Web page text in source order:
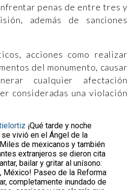
penas de entre tres y
además de sanciones
acciones como realizar
del monumento, causar
cualquier afectación
consideradas una violación
¡Qué tarde y noche
vivió en el Ángel de la
de mexicanos y también
extranjeros se dieron cita
bailar y gritar al unísono:
México! Paseo de la Reforma
completamente inundado de